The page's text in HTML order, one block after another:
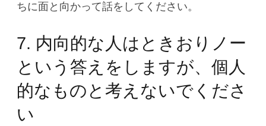
ちに面と向かって話をしてください。
7. 内向的な人はときおりノー
という答えをしますが、個人
的なものと考えないでくださ
い